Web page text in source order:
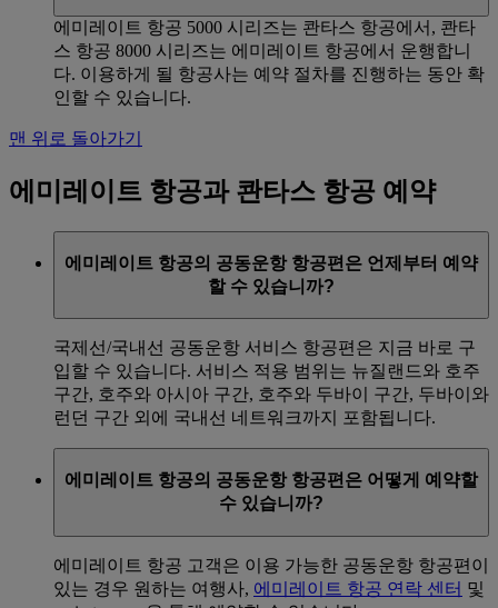
에미레이트 항공 5000 시리즈는 콴타스 항공에서, 콴타
스 항공 8000 시리즈는 에미레이트 항공에서 운행합니
다. 이용하게 될 항공사는 예약 절차를 진행하는 동안 확
인할 수 있습니다.
맨 위로 돌아가기
에미레이트 항공과 콴타스 항공 예약
에미레이트 항공의 공동운항 항공편은 언제부터 예약
할 수 있습니까?
국제선/국내선 공동운항 서비스 항공편은 지금 바로 구
입할 수 있습니다. 서비스 적용 범위는 뉴질랜드와 호주
구간, 호주와 아시아 구간, 호주와 두바이 구간, 두바이와
런던 구간 외에 국내선 네트워크까지 포함됩니다.
에미레이트 항공의 공동운항 항공편은 어떻게 예약할
수 있습니까?
에미레이트 항공 고객은 이용 가능한 공동운항 항공편이
있는 경우 원하는 여행사, 에미레이트 항공 연락 센터 및